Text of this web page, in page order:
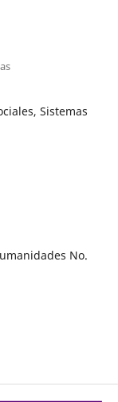
Sistemas
No.